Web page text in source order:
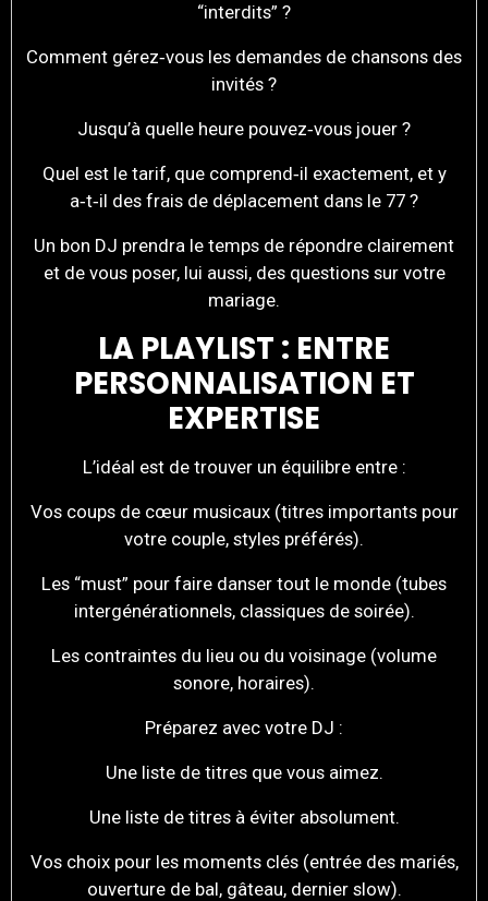
“interdits” ?
Comment gérez‑vous les demandes de chansons des
invités ?
Jusqu’à quelle heure pouvez‑vous jouer ?
Quel est le tarif, que comprend‑il exactement, et y
a‑t‑il des frais de déplacement dans le 77 ?
Un bon DJ prendra le temps de répondre clairement
et de vous poser, lui aussi, des questions sur votre
mariage.
LA PLAYLIST : ENTRE
PERSONNALISATION ET
EXPERTISE
L’idéal est de trouver un équilibre entre :
Vos coups de cœur musicaux (titres importants pour
votre couple, styles préférés).
Les “must” pour faire danser tout le monde (tubes
intergénérationnels, classiques de soirée).
Les contraintes du lieu ou du voisinage (volume
sonore, horaires).
Préparez avec votre DJ :
Une liste de titres que vous aimez.
Une liste de titres à éviter absolument.
Vos choix pour les moments clés (entrée des mariés,
ouverture de bal, gâteau, dernier slow).